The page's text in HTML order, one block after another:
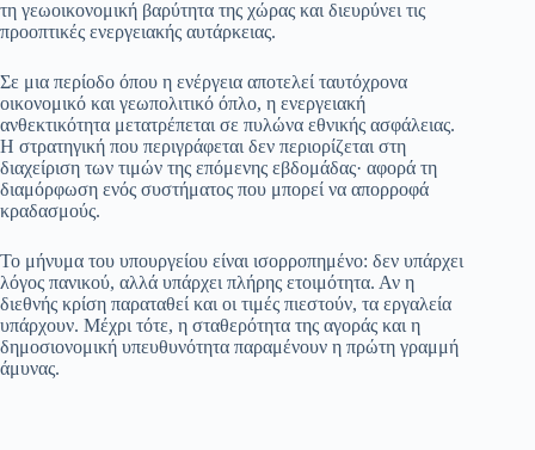
τη γεωοικονομική βαρύτητα της χώρας και διευρύνει τις
προοπτικές ενεργειακής αυτάρκειας.
Σε μια περίοδο όπου η ενέργεια αποτελεί ταυτόχρονα
οικονομικό και γεωπολιτικό όπλο, η ενεργειακή
ανθεκτικότητα μετατρέπεται σε πυλώνα εθνικής ασφάλειας.
Η στρατηγική που περιγράφεται δεν περιορίζεται στη
διαχείριση των τιμών της επόμενης εβδομάδας· αφορά τη
διαμόρφωση ενός συστήματος που μπορεί να απορροφά
κραδασμούς.
Το μήνυμα του υπουργείου είναι ισορροπημένο: δεν υπάρχει
λόγος πανικού, αλλά υπάρχει πλήρης ετοιμότητα. Αν η
διεθνής κρίση παραταθεί και οι τιμές πιεστούν, τα εργαλεία
υπάρχουν. Μέχρι τότε, η σταθερότητα της αγοράς και η
δημοσιονομική υπευθυνότητα παραμένουν η πρώτη γραμμή
άμυνας.